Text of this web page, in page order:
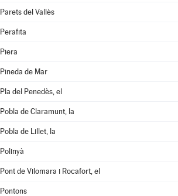
Parets del Vallès
Perafita
Piera
Pineda de Mar
Pla del Penedès, el
Pobla de Claramunt, la
Pobla de Lillet, la
Polinyà
Pont de Vilomara i Rocafort, el
Pontons